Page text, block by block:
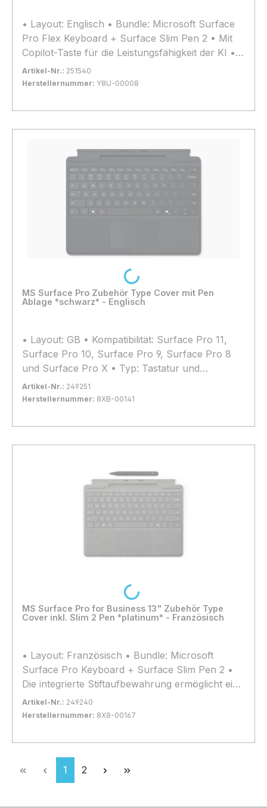
• Layout: Englisch • Bundle: Microsoft Surface
Pro Flex Keyboard + Surface Slim Pen 2 • Mit
Copilot-Taste für die Leistungsfähigkeit der KI •
Die integrierte Stiftaufbewahrung ermöglicht ein
sicheres und einfaches Aufladen • Kompatibilität:
Surface Pro 9, Surface Pro 8
Artikel-Nr.: 251540
Herstellernummer: Y8U-00008
In den Warenkorb
MS Surface Pro Zubehör Type Cover mit Pen
Ablage *schwarz* - Englisch
• Layout: GB • Kompatibilität: Surface Pro 11,
Surface Pro 10, Surface Pro 9, Surface Pro 8
und Surface Pro X • Typ: Tastatur und
Schutzhülle
Artikel-Nr.: 249251
Herstellernummer: 8XB-00141
In den Warenkorb
Loading...
MS Surface Pro for Business 13" Zubehör Type
Cover inkl. Slim 2 Pen *platinum* - Französisch
• Layout: Französisch • Bundle: Microsoft
Surface Pro Keyboard + Surface Slim Pen 2 •
Die integrierte Stiftaufbewahrung ermöglicht ein
sicheres und einfaches Aufladen • Kompatibilität:
Surface Pro 12, Surface Pro 11, Surface Pro 10,
Artikel-Nr.: 249240
Herstellernummer: 8X8-00167
In den Warenkorb
Loading...
Seite
1 Seite
2